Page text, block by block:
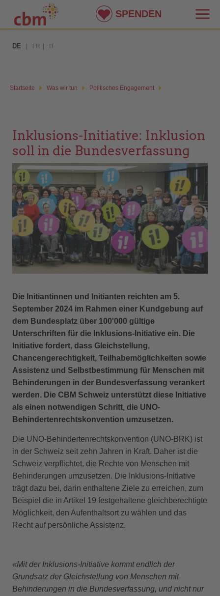
DE FR IT
Startseite Was wir tun Politisches Engagement
Inklusions-Initiative: Inklusion
soll in die Bundesverfassung
Die Initiantinnen und Initianten reichten am 5.
September 2024 im Rahmen einer Kundgebung auf
dem Bundesplatz über 100'000 gültige
Unterschriften für die Inklusions-Initiative ein. Die
Initiative fordert, dass Gleichstellung,
Chancengerechtigkeit, Teilhabemöglichkeiten sowie
Assistenz und Selbstbestimmung für Menschen mit
Behinderungen in der Bundesverfassung verankert
werden. Die CBM Schweiz unterstützt diese Initiative
als einen notwendigen Schritt, die UNO-
Behindertenrechtskonvention umzusetzen.
Die UNO-Behindertenrechtskonvention (UNO-BRK) ist
in der Schweiz seit zehn Jahren in Kraft. Daher ist die
Schweiz verpflichtet, die Rechte von Menschen mit
Behinderungen umzusetzen. Die Inklusions-Initiative
trägt dazu bei, darin enthaltene Ziele zu erreichen, zum
Beispiel die in Artikel 19 festgehaltene gleichberechtigte
Möglichkeit, den Aufenthaltsort zu wählen und das
Recht auf persönliche Assistenz.
«Mit der Inklusions-Initiative kommt endlich der
Grundsatz der Gleichstellung von Menschen mit
Behinderungen in die Bundesverfassung, und nicht nur
SPENDEN